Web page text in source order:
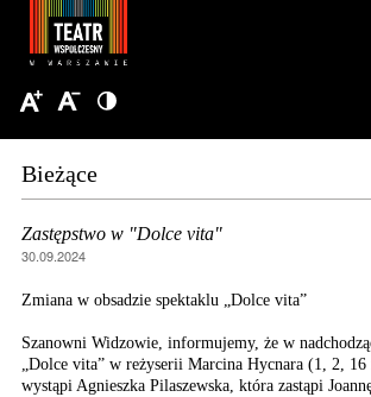
Bieżące
Zastępstwo w "Dolce vita"
30.09.2024
Zmiana w obsadzie spektaklu „Dolce vita”
Szanowni Widzowie, informujemy, że w
„Dolce vita” w reżyserii Marcina Hycnara (1, 2,
wystąpi Agnieszka Pilaszewska, która zastąpi